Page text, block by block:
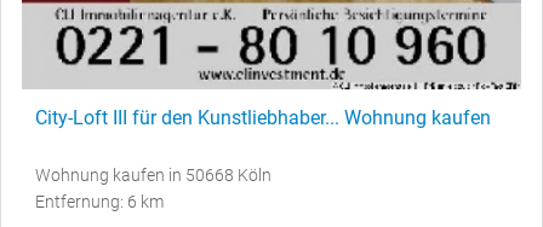
City-Loft III für den Kunstliebhaber... Wohnung kaufen
Wohnung kaufen in 50668 Köln
Entfernung: 6 km